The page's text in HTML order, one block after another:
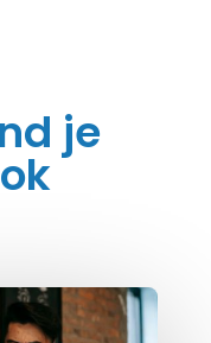
je